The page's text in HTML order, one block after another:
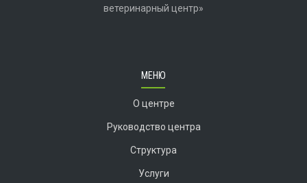
ветеринарный центр»
МЕНЮ
О центре
Руководство центра
Структура
Услуги